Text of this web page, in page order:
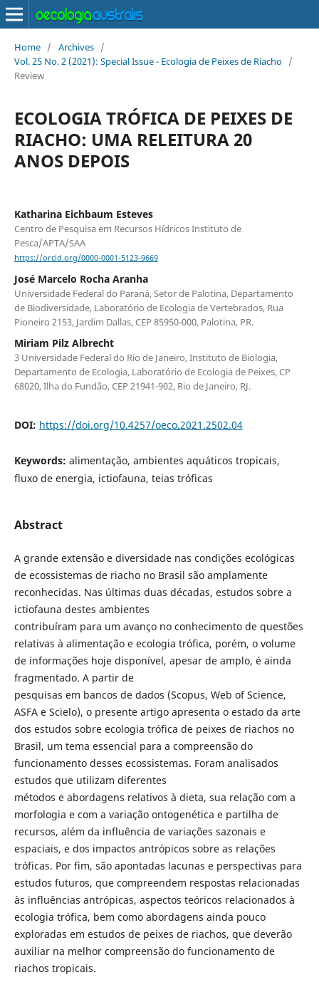
Home / Archives /
Vol. 25 No. 2 (2021): Special Issue - Ecologia de Peixes de Riacho /
Review
ECOLOGIA TRÓFICA DE PEIXES DE
RIACHO: UMA RELEITURA 20
ANOS DEPOIS
Katharina Eichbaum Esteves
Centro de Pesquisa em Recursos Hídricos Instituto de
Pesca/APTA/SAA
https://orcid.org/0000-0001-5123-9669
José Marcelo Rocha Aranha
Universidade Federal do Paraná, Setor de Palotina, Departamento
de Biodiversidade, Laboratório de Ecologia de Vertebrados, Rua
Pioneiro 2153, Jardim Dallas, CEP 85950-000, Palotina, PR.
Miriam Pilz Albrecht
3 Universidade Federal do Rio de Janeiro, Instituto de Biologia,
Departamento de Ecologia, Laboratório de Ecologia de Peixes, CP
68020, Ilha do Fundão, CEP 21941-902, Rio de Janeiro, RJ.
DOI: https://doi.org/10.4257/oeco.2021.2502.04
Keywords: alimentação, ambientes aquáticos tropicais,
fluxo de energia, ictiofauna, teias tróficas
Abstract
A grande extensão e diversidade nas condições ecológicas
de ecossistemas de riacho no Brasil são amplamente
reconhecidas. Nas últimas duas décadas, estudos sobre a
ictiofauna destes ambientes
contribuíram para um avanço no conhecimento de questões
relativas à alimentação e ecologia trófica, porém, o volume
de informações hoje disponível, apesar de amplo, é ainda
fragmentado. A partir de
pesquisas em bancos de dados (Scopus, Web of Science,
ASFA e Scielo), o presente artigo apresenta o estado da arte
dos estudos sobre ecologia trófica de peixes de riachos no
Brasil, um tema essencial para a compreensão do
funcionamento desses ecossistemas. Foram analisados
estudos que utilizam diferentes
métodos e abordagens relativos à dieta, sua relação com a
morfologia e com a variação ontogenética e partilha de
recursos, além da influência de variações sazonais e
espaciais, e dos impactos antrópicos sobre as relações
tróficas. Por fim, são apontadas lacunas e perspectivas para
estudos futuros, que compreendem respostas relacionadas
às influências antrópicas, aspectos teóricos relacionados à
ecologia trófica, bem como abordagens ainda pouco
exploradas em estudos de peixes de riachos, que deverão
auxiliar na melhor compreensão do funcionamento de
riachos tropicais.